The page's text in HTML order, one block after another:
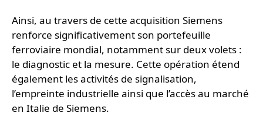
Ainsi, au travers de cette acquisition Siemens
renforce significativement son portefeuille
ferroviaire mondial, notamment sur deux volets :
le diagnostic et la mesure. Cette opération étend
également les activités de signalisation,
l’empreinte industrielle ainsi que l’accès au marché
en Italie de Siemens.